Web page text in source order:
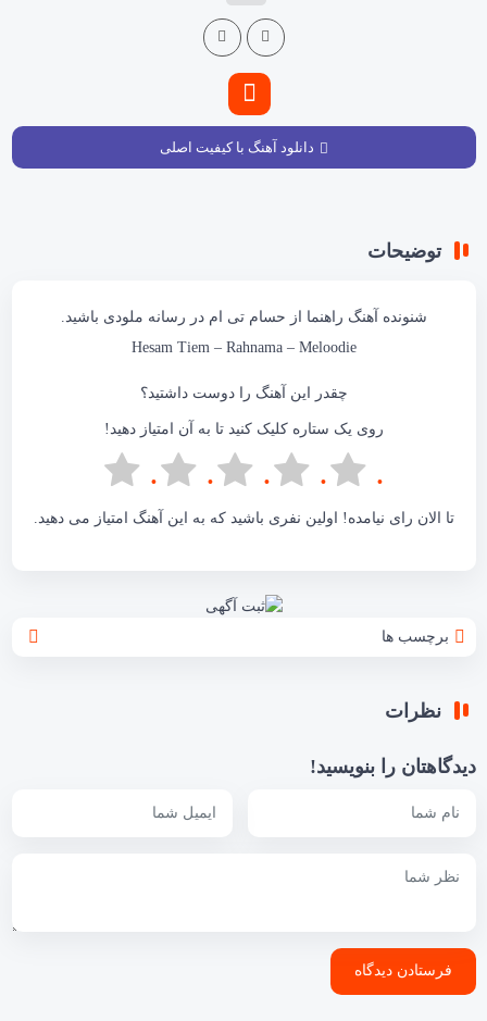
دانلود آهنگ با کیفیت اصلی
توضیحات
شنونده آهنگ راهنما از حسام تی ام در رسانه ملودی باشید.
Hesam Tiem – Rahnama – Meloodie
چقدر این آهنگ را دوست داشتید؟
روی یک ستاره کلیک کنید تا به آن امتیاز دهید!
تا الان رای نیامده! اولین نفری باشید که به این آهنگ امتیاز می دهید.
برچسب ها
نظرات
دیدگاهتان را بنویسید!